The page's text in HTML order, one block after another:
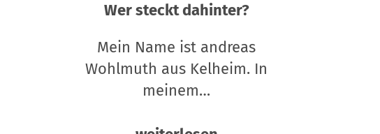
Wer steckt dahinter?
Mein Name ist andreas
Wohlmuth aus Kelheim. In
meinem…